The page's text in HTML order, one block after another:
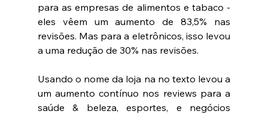
para as empresas de alimentos e tabaco -
eles vêem um aumento de 83,5% nas
revisões. Mas para a eletrônicos, isso levou
a uma redução de 30% nas revisões.
Usando o nome da loja na no texto levou a
um aumento contínuo nos reviews para a
saúde & beleza, esportes, e negócios